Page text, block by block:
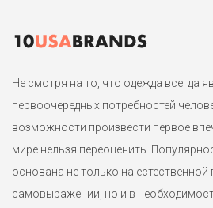
Не смотря на то, что одежда всегда
первоочередных потребностей
возможности произвести первое
мире нельзя переоценить.
основана не только на естественной
самовыражении, но и в